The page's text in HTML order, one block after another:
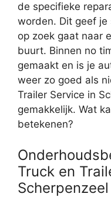
de specifieke
worden. Dit geef je
op zoek gaat naar
buurt. Binnen no
gemaakt en is je
weer zo goed als
Trailer Service in
gemakkelijk. Wat
betekenen?
Truck en
Scherpenzeel